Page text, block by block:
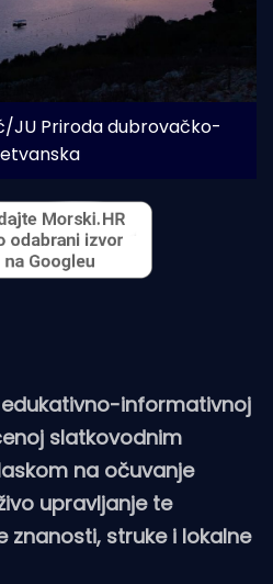
JU Priroda dubrovačko-
informativnoj
slatkovodnim
na očuvanje
upravljanje te
znanosti, struke i lokalne